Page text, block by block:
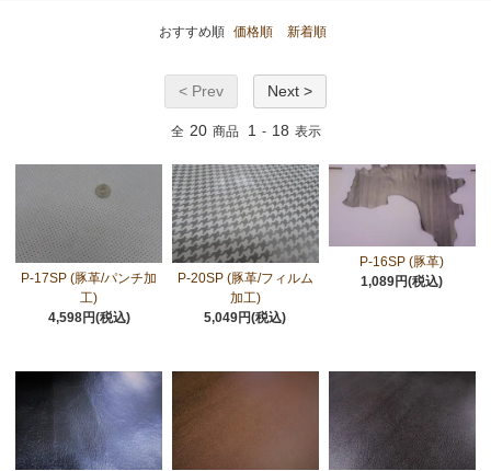
おすすめ順 価格順 新着順
< Prev Next >
全 20 商品 1 - 18 表示
P-17SP (豚革/パンチ加
工)
4,598円(税込)
P-20SP (豚革/フィルム
加工)
5,049円(税込)
P-16SP (豚革)
1,089円(税込)